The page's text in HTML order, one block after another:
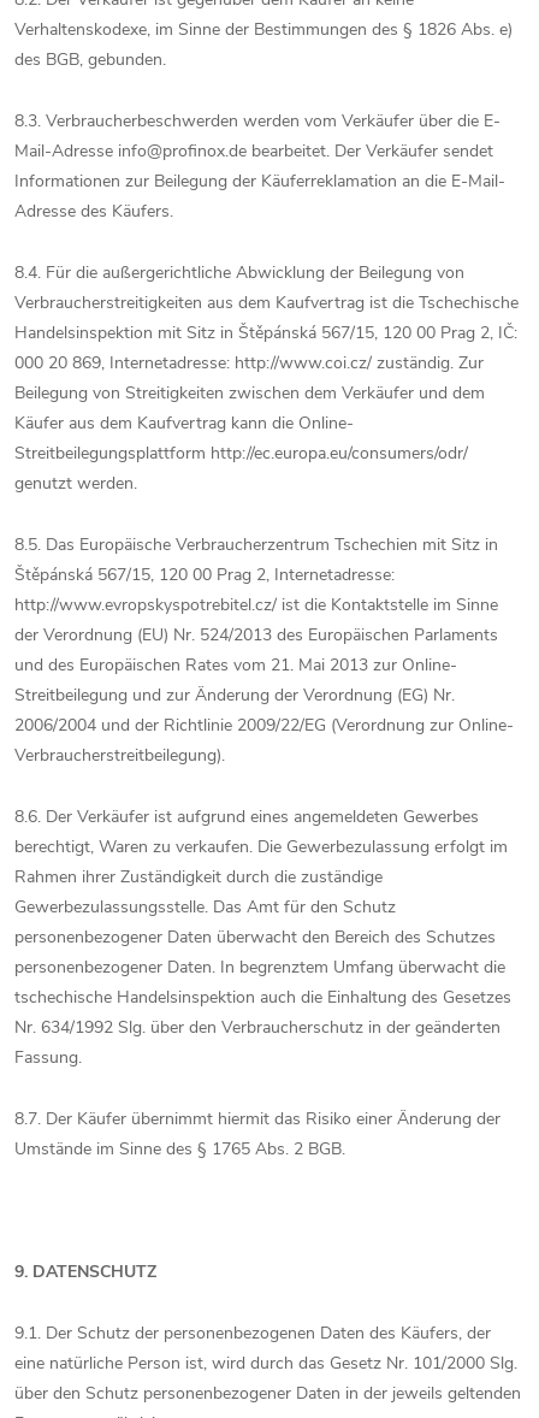
Verhaltenskodexe, im Sinne der Bestimmungen des § 1826 Abs. e)
des BGB, gebunden.
8.3. Verbraucherbeschwerden werden vom Verkäufer über die E-
Mail-Adresse info@profinox.de bearbeitet. Der Verkäufer sendet
Informationen zur Beilegung der Käuferreklamation an die E-Mail-
Adresse des Käufers.
8.4. Für die außergerichtliche Abwicklung der Beilegung von
Verbraucherstreitigkeiten aus dem Kaufvertrag ist die Tschechische
Handelsinspektion mit Sitz in Štěpánská 567/15, 120 00 Prag 2, IČ:
000 20 869, Internetadresse: http://www.coi.cz/ zuständig. Zur
Beilegung von Streitigkeiten zwischen dem Verkäufer und dem
Käufer aus dem Kaufvertrag kann die Online-
Streitbeilegungsplattform http://ec.europa.eu/consumers/odr/
genutzt werden.
8.5. Das Europäische Verbraucherzentrum Tschechien mit Sitz in
Štěpánská 567/15, 120 00 Prag 2, Internetadresse:
http://www.evropskyspotrebitel.cz/ ist die Kontaktstelle im Sinne
der Verordnung (EU) Nr. 524/2013 des Europäischen Parlaments
und des Europäischen Rates vom 21. Mai 2013 zur Online-
Streitbeilegung und zur Änderung der Verordnung (EG) Nr.
2006/2004 und der Richtlinie 2009/22/EG (Verordnung zur Online-
Verbraucherstreitbeilegung).
8.6. Der Verkäufer ist aufgrund eines angemeldeten Gewerbes
berechtigt, Waren zu verkaufen. Die Gewerbezulassung erfolgt im
Rahmen ihrer Zuständigkeit durch die zuständige
Gewerbezulassungsstelle. Das Amt für den Schutz
personenbezogener Daten überwacht den Bereich des Schutzes
personenbezogener Daten. In begrenztem Umfang überwacht die
tschechische Handelsinspektion auch die Einhaltung des Gesetzes
Nr. 634/1992 Slg. über den Verbraucherschutz in der geänderten
Fassung.
8.7. Der Käufer übernimmt hiermit das Risiko einer Änderung der
Umstände im Sinne des § 1765 Abs. 2 BGB.
9. DATENSCHUTZ
9.1. Der Schutz der personenbezogenen Daten des Käufers, der
eine natürliche Person ist, wird durch das Gesetz Nr. 101/2000 Slg.
über den Schutz personenbezogener Daten in der jeweils geltenden